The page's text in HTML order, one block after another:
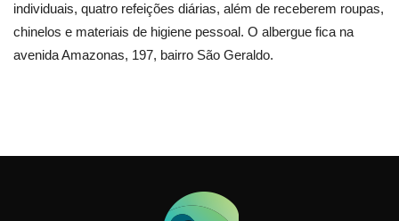
individuais, quatro refeições diárias, além de receberem roupas,
chinelos e materiais de higiene pessoal. O albergue fica na
avenida Amazonas, 197, bairro São Geraldo.